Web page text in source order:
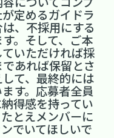
定めるガイドラ
、不採用にする
。そして、ご本
いただければ採
あれば保留とさ
て、最終的には
す。応募者全員
得感を持ってい
とえメンバーに
でいてほしいで